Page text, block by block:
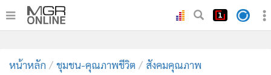
• ทันเหตุการณ์
หน้าหลัก ชุมชน-คุณภาพชีวิต สังคมคุณภาพ